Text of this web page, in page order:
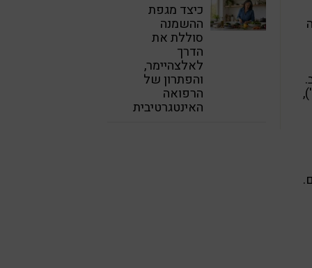
כיצד מגפת
ההשמנה
סוללת את
הדרך
לאלצהיימר,
והפתרון של
הרפואה
האינטגרטיבית